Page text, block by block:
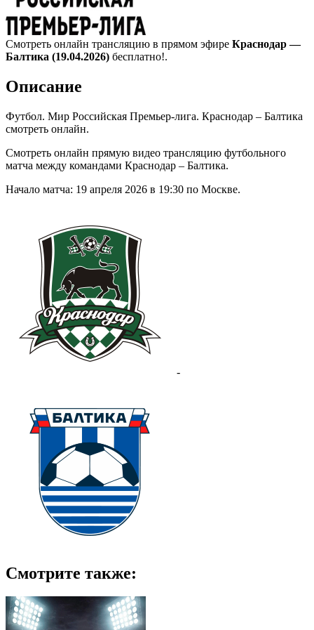
Смотреть онлайн трансляцию в прямом эфире Краснодар —
Балтика (19.04.2026) бесплатно!.
Описание
Футбол. Мир Российская Премьер-лига. Краснодар – Балтика
смотреть онлайн.
Смотреть онлайн прямую видео трансляцию футбольного
матча между командами Краснодар – Балтика.
Начало матча: 19 апреля 2026 в 19:30 по Москве.
-
Смотрите также: